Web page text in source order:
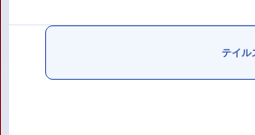
声優記事一覧
テイル